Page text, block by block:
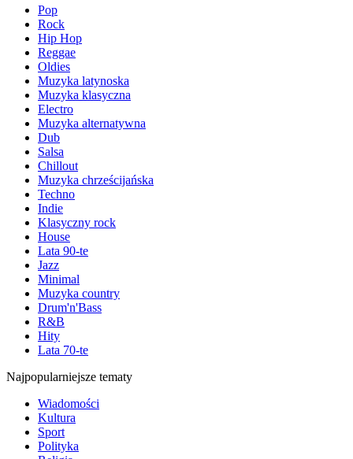
Pop
Rock
Hip Hop
Reggae
Oldies
Muzyka latynoska
Muzyka klasyczna
Electro
Muzyka alternatywna
Dub
Salsa
Chillout
Muzyka chrześcijańska
Techno
Indie
Klasyczny rock
House
Lata 90-te
Jazz
Minimal
Muzyka country
Drum'n'Bass
R&B
Hity
Lata 70-te
Najpopularniejsze tematy
Wiadomości
Kultura
Sport
Polityka